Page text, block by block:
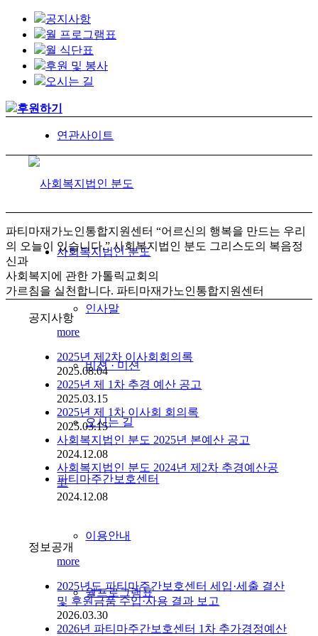
공지사항
월 프로그램표
월 식단표
후원 및 봉사
오시는 길
후원하기
연관사이트
사회복지법인 분도
인사말
비젼 · 미션
오시는 길
파티마주간보호센터
이용안내
월프로그램표
파티마재가노인통합지원센터 “어르신의 행복을 만드는 우리
의 오늘이 있습니다.” 사회복지법인 분도 그리스도의 복음정
신과
사회복지에 관한 가톨릭교회의
가르침을 실천합니다. 파티마재가노인통합지원센터
공지사항
more
2025년 제2차 이사회회의록
2025.08.04
2025년 제 1차 추경 예산 공고
2025.03.15
2025년 제 1차 이사회 회의록
2025.03.15
사회복지법인 분도 2025년 본예산 공고
2024.12.08
사회복지법인 분도 2024년 제2차 추경예산공
고
2024.12.08
정보공개
more
2025년도 파티마주간보호센터 세입·세출 결산
및 후원금품 수입·사용 결과 보고
2026.03.30
2026년 파티마주간보호센터 1차 추가경정예산